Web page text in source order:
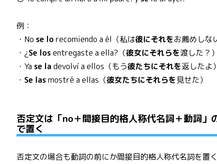
例：
・Nose lorecomiendo a él（私は彼にそれをお薦めしな
・¿Se losentregaste a ella?（彼女にそれらを渡した？
・Yase ladevolví a ellos（もう彼たちにそれを返したよ
・ Se lasmostré a ellas（彼女たちにそれらを見せた）
否定文は「no＋間接目的格人称代名詞＋動詞」
で置く
否定文の場合も動詞の前にか間接目的格人称代名詞を置